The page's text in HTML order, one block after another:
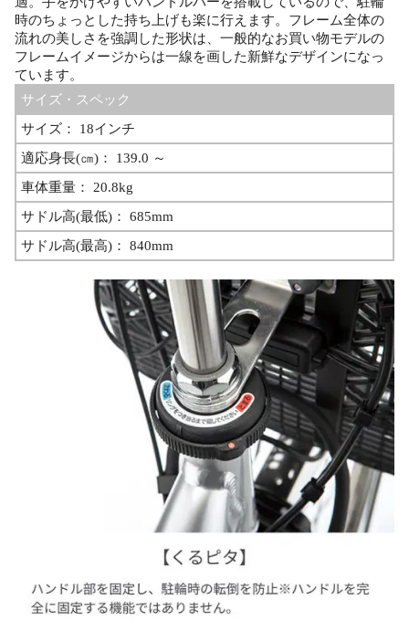
時のちょっとした持ち上げも楽に行えます。フレーム全体の
流れの美しさを強調した形状は、一般的なお買い物モデルの
フレームイメージからは一線を画した新鮮なデザインになっ
ています。
サイズ・スペック
サイズ： 18インチ
適応身長(㎝)： 139.0 ～
車体重量： 20.8kg
サドル高(最低)： 685mm
サドル高(最高)： 840mm